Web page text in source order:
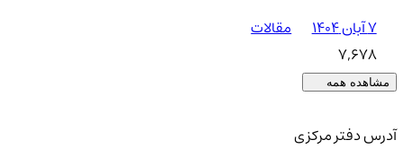
۷ آبان ۱۴۰۴
مقالات
7,678
مشاهده همه
آدرس دفتر مرکزی